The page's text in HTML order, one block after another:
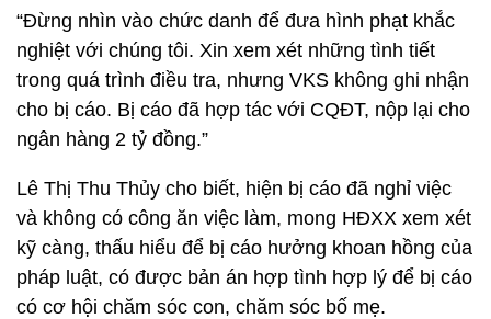
“Đừng nhìn vào chức danh để đưa hình phạt khắc
nghiệt với chúng tôi. Xin xem xét những tình tiết
trong quá trình điều tra, nhưng VKS không ghi nhận
cho bị cáo. Bị cáo đã hợp tác với CQĐT, nộp lại cho
ngân hàng 2 tỷ đồng.”
Lê Thị Thu Thủy cho biết, hiện bị cáo đã nghỉ việc
và không có công ăn việc làm, mong HĐXX xem xét
kỹ càng, thấu hiểu để bị cáo hưởng khoan hồng của
pháp luật, có được bản án hợp tình hợp lý để bị cáo
có cơ hội chăm sóc con, chăm sóc bố mẹ.